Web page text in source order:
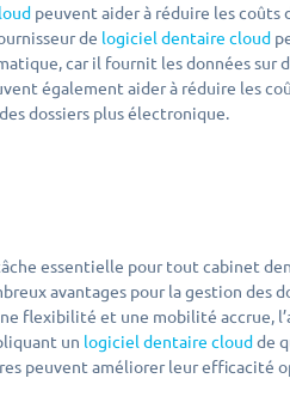
peuvent aider à réduire les coûts
de logiciel dentaire cloud
car il fournit les données sur
également aider à réduire les
dossiers plus électronique.
essentielle pour tout cabinet
avantages pour la gestion des
flexibilité et une mobilité accrue,
un logiciel dentaire cloudde
peuvent améliorer leur efficacité